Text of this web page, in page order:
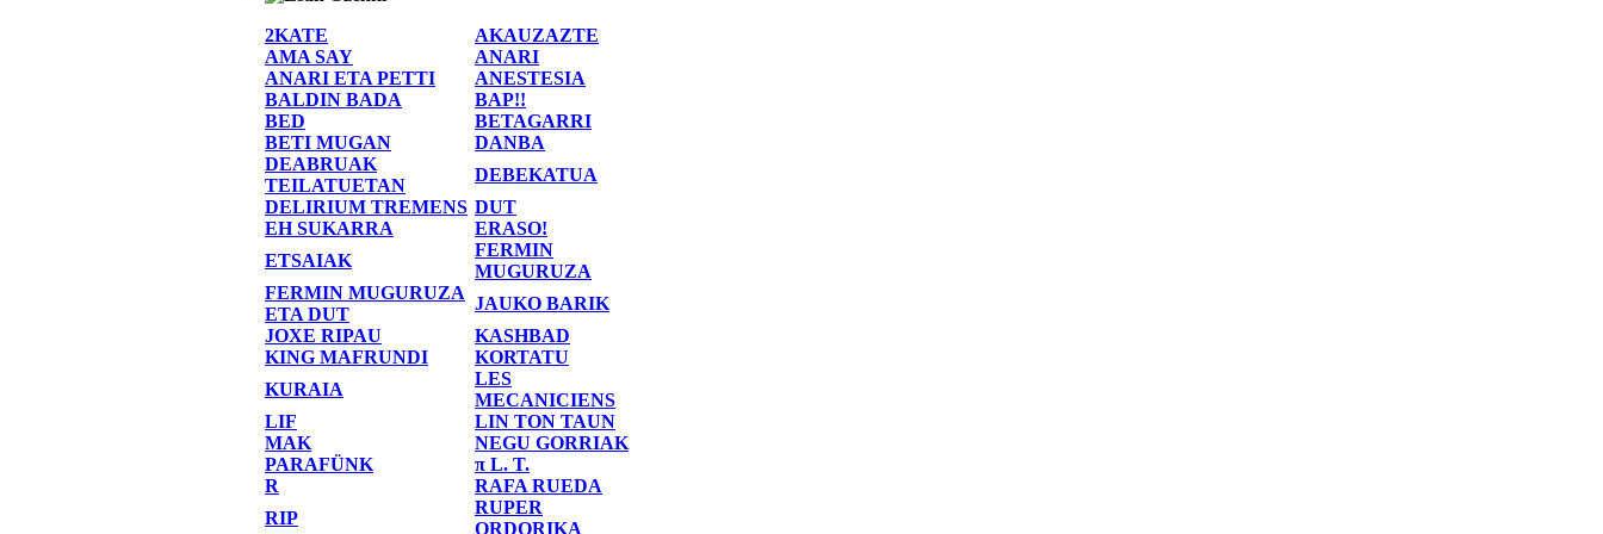
2KATE
AKAUZAZTE
AMA SAY
ANARI
ANARI ETA PETTI
ANESTESIA
BALDIN BADA
BAP!!
BED
BETAGARRI
BETI MUGAN
DANBA
DEABRUAK
TEILATUETAN
DEBEKATUA
DELIRIUM TREMENS DUT
EH SUKARRA
ERASO!
ETSAIAK
FERMIN
MUGURUZA
FERMIN MUGURUZA
ETA DUT
JAUKO BARIK
JOXE RIPAU
KASHBAD
KING MAFRUNDI
KORTATU
KURAIA
LES
MECANICIENS
LIF
LIN TON TAUN
MAK
NEGU GORRIAK
PARAFÜNK
π L. T.
R
RAFA RUEDA
RIP
RUPER
ORDORIKA